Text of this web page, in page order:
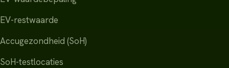
EV-restwaarde
Accugezondheid (SoH)
SoH-testlocaties